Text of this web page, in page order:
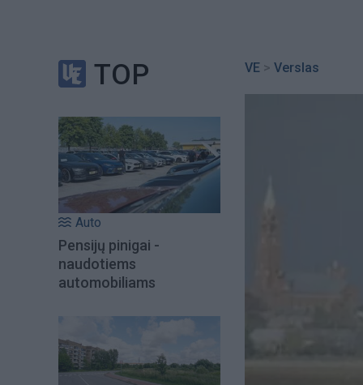
TOP
Auto
Pensijų pinigai -
naudotiems
automobiliams
VE > Verslas